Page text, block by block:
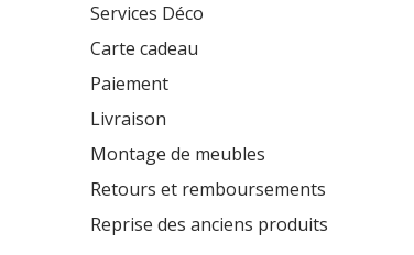
Services Déco
Carte cadeau
Paiement
Livraison
Montage de meubles
Retours et remboursements
Reprise des anciens produits